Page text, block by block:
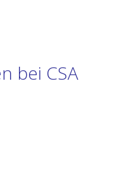
bei CSA